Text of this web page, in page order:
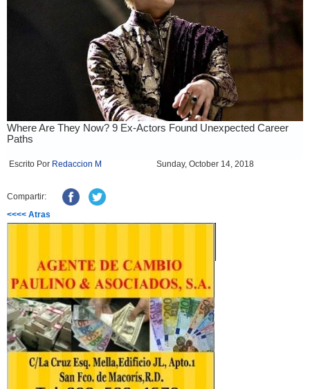
Escrito Por Redaccion M Sunday, October 14, 2018
Compartir:
<<<< Atras